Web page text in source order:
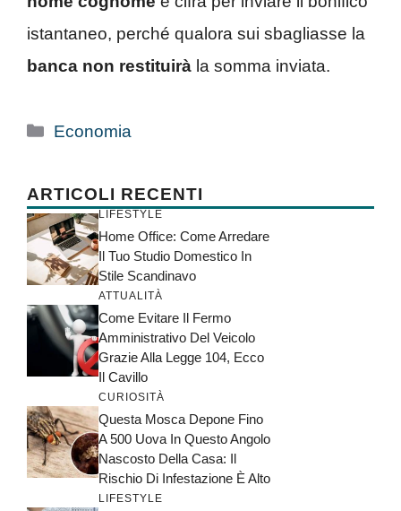
istantaneo, perché qualora sui sbagliasse la
banca non restituirà la somma inviata.
Categorie
Economia
ARTICOLI RECENTI
LIFESTYLE
Home Office: Come Arredare
Il Tuo Studio Domestico In
Stile Scandinavo
ATTUALITÀ
Come Evitare Il Fermo
Amministrativo Del Veicolo
Grazie Alla Legge 104, Ecco
Il Cavillo
CURIOSITÀ
Questa Mosca Depone Fino
A 500 Uova In Questo Angolo
Nascosto Della Casa: Il
Rischio Di Infestazione È Alto
LIFESTYLE